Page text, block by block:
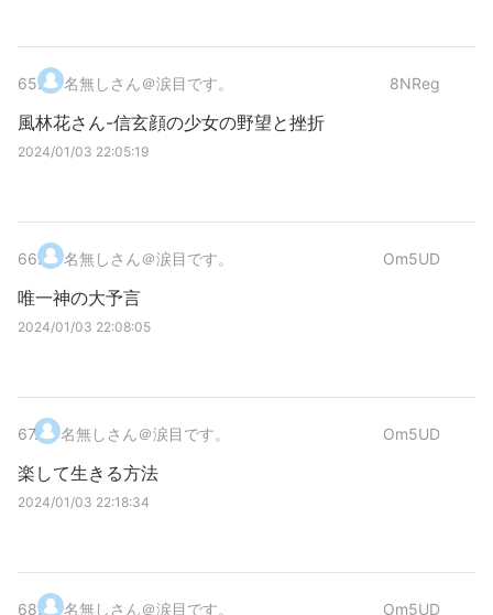
65. 名無しさん＠涙目です。 8NReg
風林花さん-信玄顔の少女の野望と挫折
2024/01/03 22:05:19
66. 名無しさん＠涙目です。 Om5UD
唯一神の大予言
2024/01/03 22:08:05
67. 名無しさん＠涙目です。 Om5UD
楽して生きる方法
2024/01/03 22:18:34
68. 名無しさん＠涙目です。 Om5UD